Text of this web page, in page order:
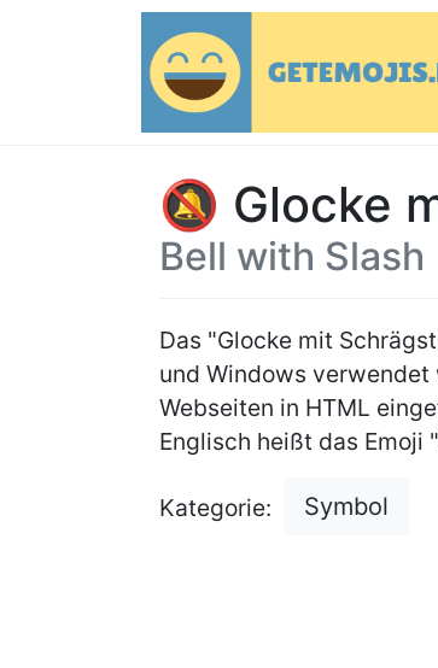
🔕 Glocke
Bell with Slash
Das "Glocke mit
und Windows
Webseiten in HTML
Englisch heißt das Emoji
Kategorie: Symbol